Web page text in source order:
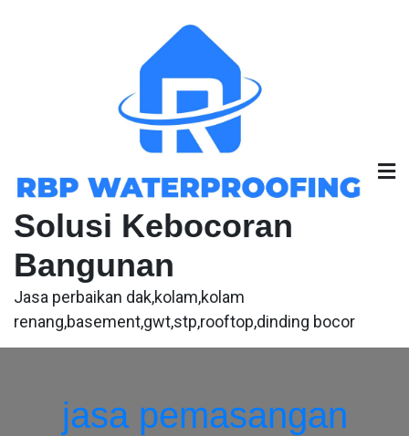
Solusi Kebocoran
Bangunan
Jasa perbaikan dak,kolam,kolam
renang,basement,gwt,stp,rooftop,dinding bocor
jasa pemasangan